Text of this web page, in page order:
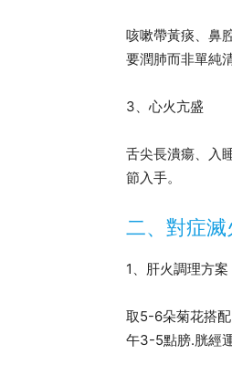
咳嗽帶黃痰、鼻
要潤肺而非單純清
3、心火亢盛
舌尖長潰瘍、入
節入手。
二、對症滅
1、肝火調理方案
取5-6朵菊花搭
午3-5點膀.胱經